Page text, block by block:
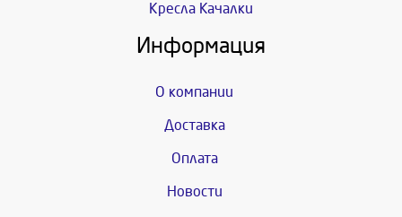
Кресла Качалки
Информация
О компании
Доставка
Оплата
Новости